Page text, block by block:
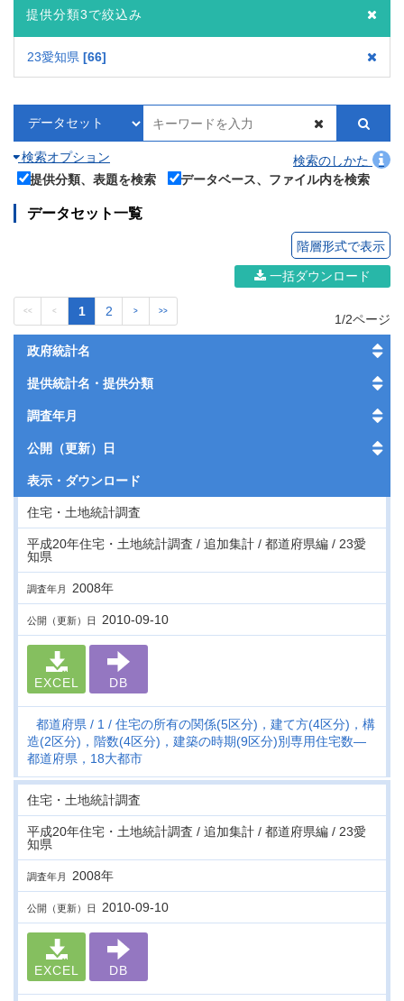
提供分類3で絞込み
23愛知県 66
検索オプション
検索のしかた
提供分類、表題を検索
データベース、ファイル内を検索
データセット一覧
階層形式で表示
一括ダウンロード
<< < 1 2 > >>
1/2ページ
政府統計名
提供統計名・提供分類
調査年月
公開（更新）日
表示・ ダウンロード
住宅・土地統計調査
平成20年住宅・土地統計調査 / 追加集計 / 都道府県編 / 23愛
知県
調査年月 2008年
公開（更新）日 2010-09-10
EXCEL DB
都道府県 1
住宅の所有の関係(5区分)，建て方(4区分)，構
造(2区分)，階数(4区分)，建築の時期(9区分)別専用住宅数―
都道府県，18大都市
住宅・土地統計調査
平成20年住宅・土地統計調査 / 追加集計 / 都道府県編 / 23愛
知県
調査年月 2008年
公開（更新）日 2010-09-10
EXCEL DB